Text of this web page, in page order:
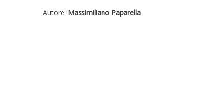
Autore: Massimiliano Paparella